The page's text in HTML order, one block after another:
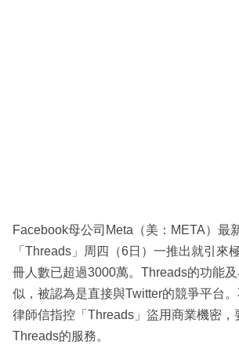
區
Facebook母公司Meta（美：META）最
「Threads」周四（6日）一推出就引來
冊人數已超過3000萬。Threads的功能
似，被認為是直接與Twitter的競爭平台
律師信指控「Threads」盜用商業機密，
Threads的服務。